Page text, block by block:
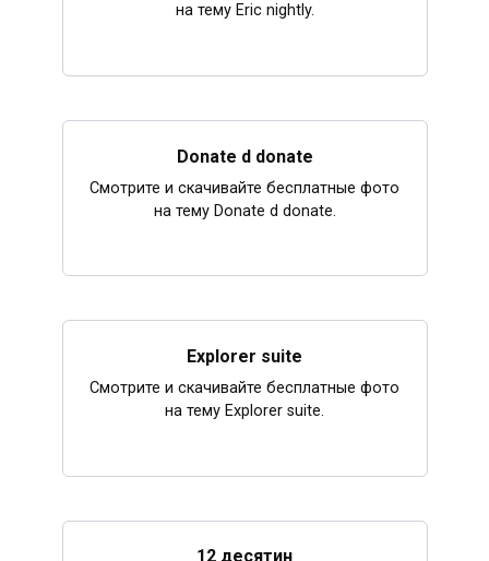
на тему Eric nightly.
Donate d donate
Смотрите и скачивайте бесплатные фото
на тему Donate d donate.
Explorer suite
Смотрите и скачивайте бесплатные фото
на тему Explorer suite.
12 десятин